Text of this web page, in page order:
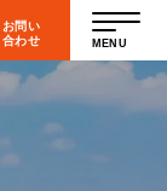
お問い
合わせ
MENU